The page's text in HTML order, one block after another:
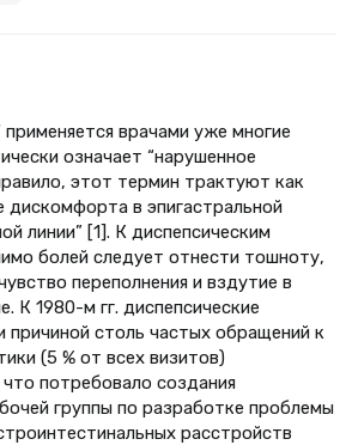
применяется врачами уже многие
означает “нарушенное
этот термин трактуют как
дискомфорта в эпигастральной
линии” [1]. К диспепсическим
болей следует отнести тошноту,
переполнения и вздутие в
К 1980-м гг. диспепсические
причиной столь частых обращений к
(5 % от всех визитов)
потребовало создания
группы по разработке проблемы
расстройств